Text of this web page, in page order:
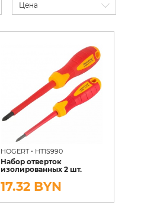
Цена
HOGERT• HT1S990
Набор отверток
изолированных 2 шт.
17.32 BYN